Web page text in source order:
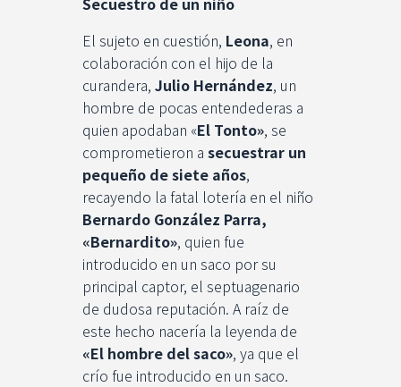
El sujeto en cuestión, Leona, en
colaboración con el hijo de la
curandera, Julio Hernández, un
hombre de pocas entendederas a
quien apodaban «El Tonto», se
comprometieron a secuestrar un
pequeño de siete años,
recayendo la fatal lotería en el niño
Bernardo González Parra,
«Bernardito», quien fue
introducido en un saco por su
principal captor, el septuagenario
de dudosa reputación. A raíz de
este hecho nacería la leyenda de
«El hombre del saco», ya que el
crío fue introducido en un saco.